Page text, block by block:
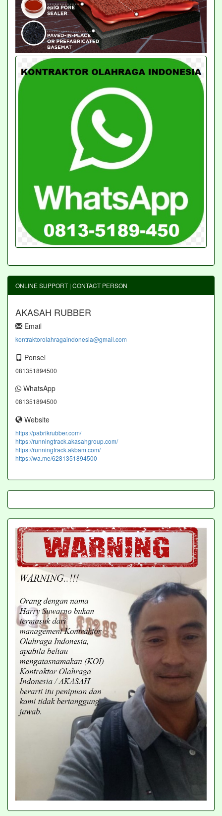
ONLINE SUPPORT | CONTACT PERSON
AKASAH RUBBER
Email
kontraktorolahragaindonesia@gmail.com
Ponsel
081351894500
WhatsApp
081351894500
Website
https://pabrikrubber.com/
https://runningtrack.akasahgroup.com/
https://runningtrack.akbam.com/
https://wa.me/6281351894500